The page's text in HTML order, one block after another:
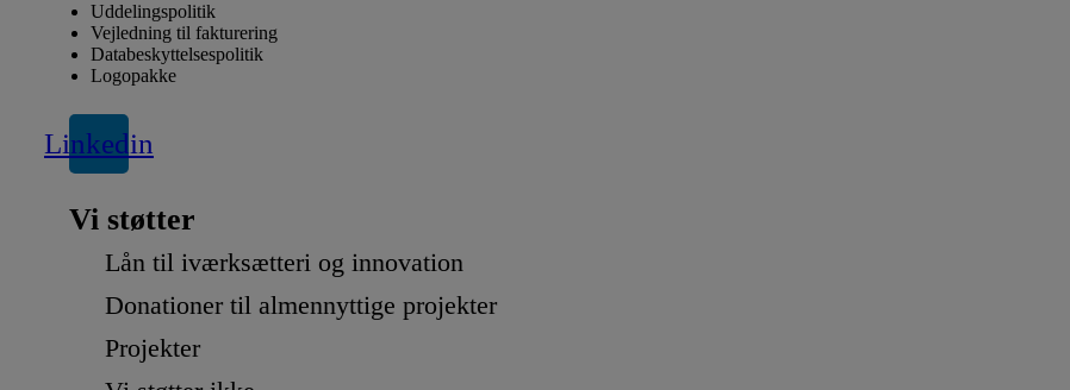
Uddelingspolitik
Vejledning til fakturering
Databeskyttelsespolitik
Logopakke
Linkedin
Vi støtter
Lån til iværksætteri og innovation
Donationer til almennyttige projekter
Projekter